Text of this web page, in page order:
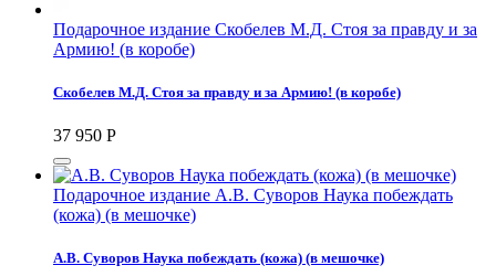
Подарочное издание Скобелев М.Д. Стоя за правду и за
Армию! (в коробе)
Скобелев М.Д. Стоя за правду и за Армию! (в коробе)
37 950 Р
Подарочное издание А.В. Суворов Наука побеждать
(кожа) (в мешочке)
А.В. Суворов Наука побеждать (кожа) (в мешочке)